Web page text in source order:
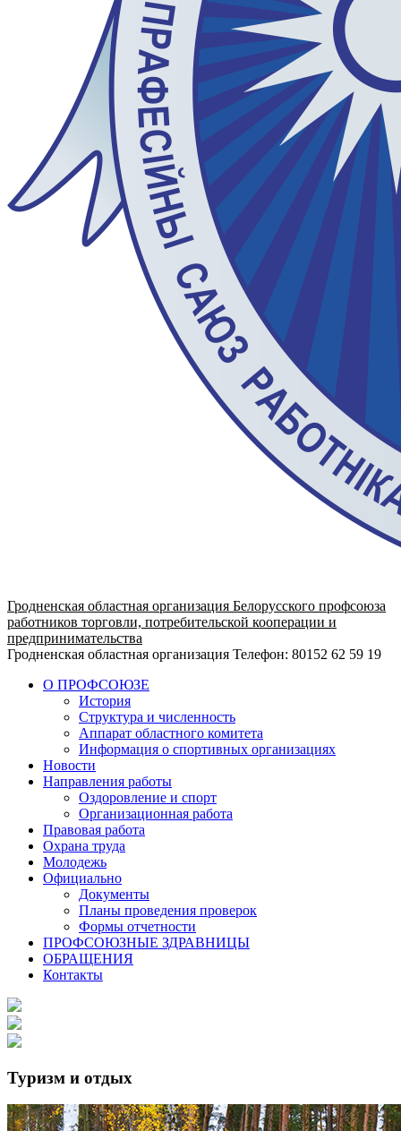
Гродненская областная организация Белорусского профсоюза
работников торговли, потребительской кооперации и
предпринимательства
Гродненская областная организация Телефон: 80152 62 59 19
О ПРОФСОЮЗЕ
История
Структура и численность
Аппарат областного комитета
Информация о спортивных организациях
Новости
Направления работы
Оздоровление и спорт
Организационная работа
Правовая работа
Охрана труда
Молодежь
Официально
Документы
Планы проведения проверок
Формы отчетности
ПРОФСОЮЗНЫЕ ЗДРАВНИЦЫ
ОБРАЩЕНИЯ
Контакты
Туризм и отдых